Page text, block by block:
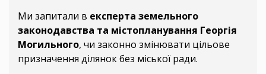
Ми запитали в експерта земельного
законодавства та містопланування Георгія
Могильного, чи законно змінювати цільове
призначення ділянок без міської ради.